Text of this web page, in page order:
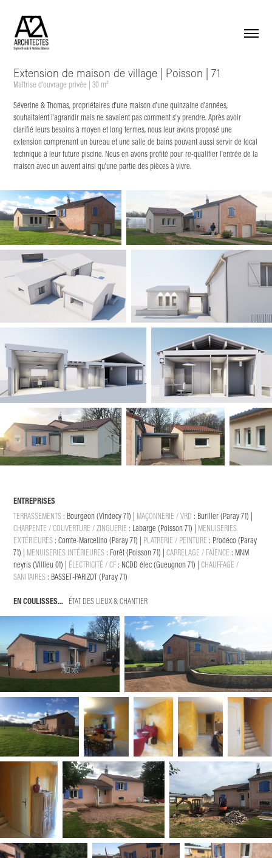
Extension de maison de village | Poisson | 71
Maîtrise d'ouvrage privée | 30 m²
Séverine & Thomas, propriétaires d'une maison d'une quinzaine d'années,
souhaitaient l'agrandir mais ne savaient pas comment s'y prendre. Après avoir
clarifié leurs besoins à moyen et long termes, nous leur avons proposé une
extension comprenant un bureau et une salle de bains pouvant aussi servir de local
technique à leur future piscine. Nous en avons profité pour re-qualifier l'entrée de la
maison avec un auvent ainsi qu'une partie des pièces à vivre.
ENTREPRISES
TERRASSEMENTS : Bourgeon (Vindecy 71) | MAÇONNERIE / VRD : Buriller (Paray 71) |
CHARPENTE / COUVERTURE / ZINGUERIE : Labarge (Poisson 71) | MENUISERIES
EXTÉRIEURES :Comte-Marcelino (Paray 71) | PLATRERIE / PEINTURE : Prodéco (Paray
71) | MENUISERIES INTÉRIEURES : Forêt (Poisson 71) |CARRELAGE / FAÏENCE : MNM
neyris (Villieu 01) | ÉLECTRICITÉ / CF : NCDD élec (Gueugnon 71) |CHAUFFAGE /
SANITAIRES : BASSET-PARIZOT(Paray 71)
EN COULISSES... ÉTAT DES LIEUX & CHANTIER